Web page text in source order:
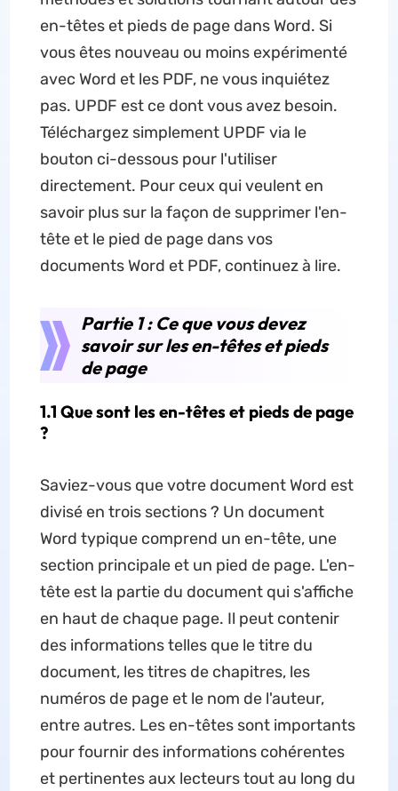
en-têtes et pieds de page dans Word. Si
vous êtes nouveau ou moins expérimenté
avec Word et les PDF, ne vous inquiétez
pas. UPDF est ce dont vous avez besoin.
Téléchargez simplement UPDF via le
bouton ci-dessous pour l'utiliser
directement. Pour ceux qui veulent en
savoir plus sur la façon de supprimer l'en-
tête et le pied de page dans vos
documents Word et PDF, continuez à lire.
Partie 1 : Ce que vous devez
savoir sur les en-têtes et pieds
de page
1.1 Que sont les en-têtes et pieds de page
?
Saviez-vous que votre document Word est
divisé en trois sections ? Un document
Word typique comprend un en-tête, une
section principale et un pied de page. L'en-
tête est la partie du document qui s'affiche
en haut de chaque page. Il peut contenir
des informations telles que le titre du
document, les titres de chapitres, les
numéros de page et le nom de l'auteur,
entre autres. Les en-têtes sont importants
pour fournir des informations cohérentes
et pertinentes aux lecteurs tout au long du